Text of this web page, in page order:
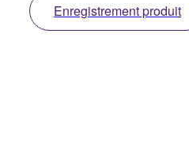
Enregistrement produit